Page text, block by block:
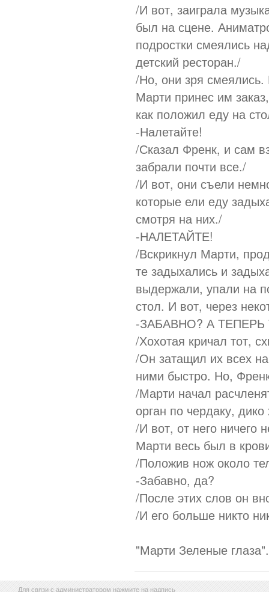
/И вот, заиграла
был на сцене.
подростки смеялись
детский ресторан./
/Но, они зря смеялись.
Марти принес им
как положил еду на
-Налетайте!
/Сказал Френк, и сам
забрали почти все./
/И вот, они съели
которые ели еду
смотря на них./
-НАЛЕТАЙТЕ!
/Вскрикнул Марти,
те задыхались и
выдержали, упали на
стол. И вот, через
-ЗАБАВНО? А
/Хохотая кричал тот,
/Он затащил их всех
ними быстро. Но,
/Марти начал
орган по чердаку, дико
/И вот, от него ничего
Марти весь был в
/Положив нож около
-Забавно, да?
/После этих слов он
/И его больше никто
"Марти Зеленые глаза".
Для связи с администратором нажмите на надпись